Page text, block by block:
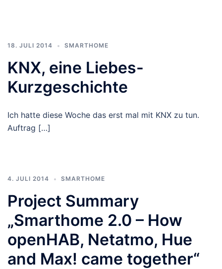
18. JULI 2014 SMARTHOME
KNX, eine Liebes-
Kurzgeschichte
Ich hatte diese Woche das erst mal mit KNX zu tun.
Auftrag […]
4. JULI 2014 SMARTHOME
Project Summary
„Smarthome 2.0 – How
openHAB, Netatmo, Hue
and Max! came together“